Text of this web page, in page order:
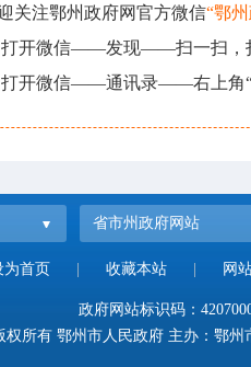
关注鄂州政府网官方微信“鄂
开微信——发现——扫一扫，扫
开微信——通讯录——右上角“
省市州政府网站
为首页 收藏本站 网
政府网站标识码：
权所有 鄂州市人民政府 主办：鄂州